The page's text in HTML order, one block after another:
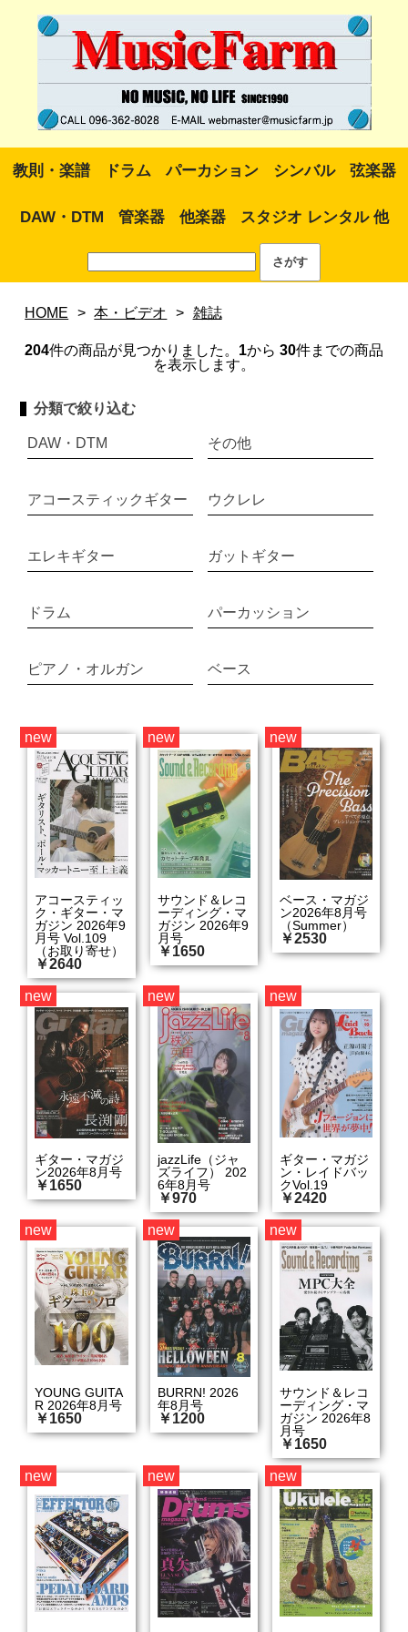
教則・楽譜 ドラム パーカション シンバル 弦楽器
DAW・DTM 管楽器 他楽器 スタジオ レンタル 他
HOME > 本・ビデオ > 雑誌
204件の商品が見つかりました。 1から 30件までの商品
を表示します。
分類で絞り込む
DAW・DTM その他
アコースティックギター ウクレレ
エレキギター ガットギター
ドラム パーカッション
ピアノ・オルガン ベース
new
アコースティッ
ク・ギター・マ
ガジン 2026年9
月号 Vol.109
（お取り寄せ）
￥2640
new
サウンド＆レコ
ーディング・マ
ガジン 2026年9
月号
￥1650
new
ベース・マガジ
ン2026年8月号
（Summer）
￥2530
new
ギター・マガジ
ン2026年8月号
￥1650
new
jazzLife（ジャ
ズライフ） 202
6年8月号
￥970
new
ギター・マガジ
ン・レイドバッ
クVol.19
￥2420
new
YOUNG GUITA
R 2026年8月号
￥1650
new
BURRN! 2026
年8月号
￥1200
new
サウンド＆レコ
ーディング・マ
ガジン 2026年8
月号
￥1650
new new new